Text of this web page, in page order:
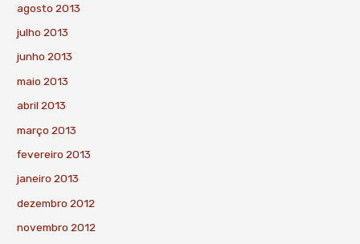
agosto 2013
julho 2013
junho 2013
maio 2013
abril 2013
março 2013
fevereiro 2013
janeiro 2013
dezembro 2012
novembro 2012